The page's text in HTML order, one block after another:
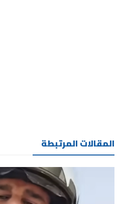
المقالات المرتبطة